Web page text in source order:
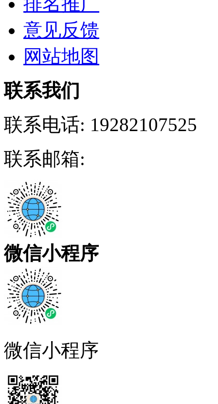
意见反馈
网站地图
联系我们
联系电话: 19282107525
联系邮箱:
微信小程序
微信小程序